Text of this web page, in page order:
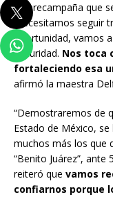
de precampaña que
“necesitamos seguir
oportunidad, vamos
oscuridad. Nos toca
fortaleciendo esa
afirmó la maestra
“Demostraremos de
Estado de México,
muchos más los que
“Benito Juárez”,
reiteró que vamos
confiarnos porque